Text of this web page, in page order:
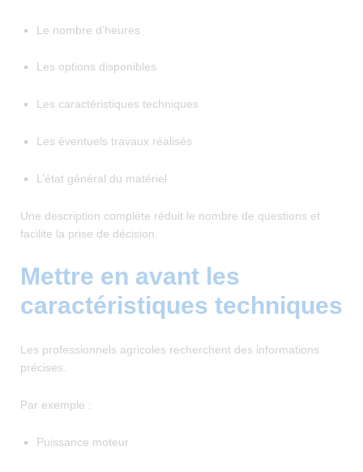
Le nombre d’heures
Les options disponibles
Les caractéristiques techniques
Les éventuels travaux réalisés
L’état général du matériel
Une description complète réduit le nombre de questions et
facilite la prise de décision.
Mettre en avant les
caractéristiques techniques
Les professionnels agricoles recherchent des informations
précises.
Par exemple :
Puissance moteur